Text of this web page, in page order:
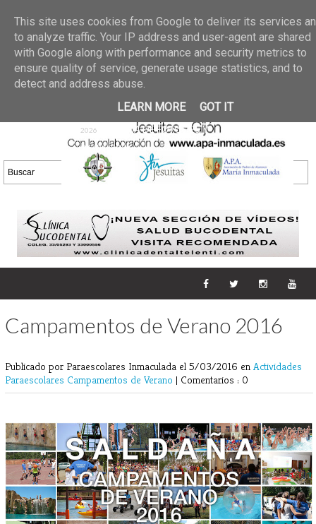
02 jun 2026
GALERIA DE FOTOS
30/05/2026
25 may 2026
GALERIA
DE FOTOS 23/05/2026
20 may
2026
GALERIA DE FOTOS
16/05/2026
DE FOTOS 09/05/2026
28 abr
2026
GALERIA DE FOTOS 25 Y
26/04/2026
Campamentos de Verano 2016
Publicado por Paraescolares Inmaculada el 5/03/2016 en Actividades
Paraescolares Campamentos de Verano | Comentarios : 0
This site uses cookies from Google to deliver its services
to analyze traffic. Your IP address and user-agent are shared
with Google along with performance and security metrics to
ensure quality of service, generate usage statistics, and to
detect and address abuse.
LEARN MORE
GOT IT